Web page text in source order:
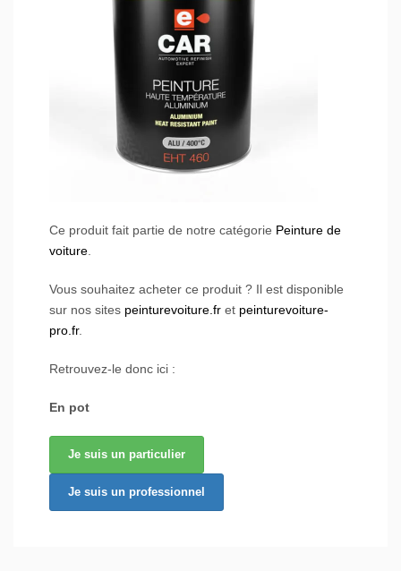
Ce produit fait partie de notre catégorie Peinture de
voiture
Vous souhaitez acheter ce produit ? Il est disponible
sur nos sites peinturevoiture.fr et peinturevoiture-
pro.fr.
Retrouvez-le donc ici :
En pot
Je suis un particulier
Je suis un professionnel